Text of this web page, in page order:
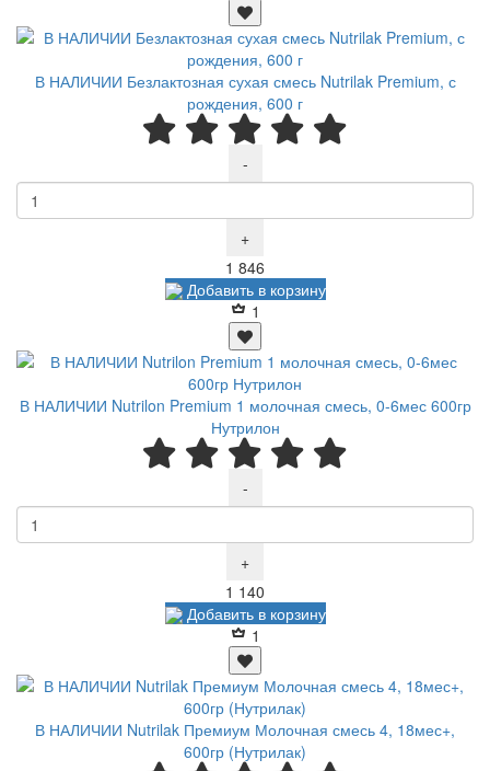
В НАЛИЧИИ Безлактозная сухая смесь Nutrilak Premium, с
рождения, 600 г
-
+
1 846
Добавить в корзину
1
В НАЛИЧИИ Nutrilon Premium 1 молочная смесь, 0-6мес 600гр
Нутрилон
-
+
1 140
Добавить в корзину
1
В НАЛИЧИИ Nutrilak Премиум Молочная смесь 4, 18мес+,
600гр (Нутрилак)